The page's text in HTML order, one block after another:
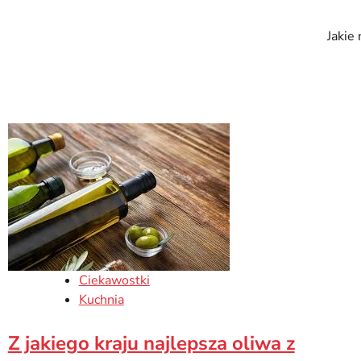
Jakie
Ciekawostki
Kuchnia
Z jakiego kraju najlepsza oliwa z